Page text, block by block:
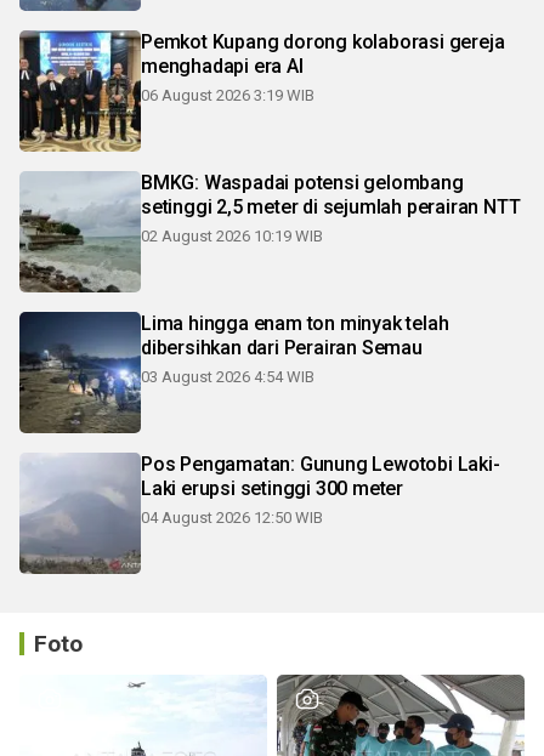
Pemkot Kupang dorong kolaborasi gereja
menghadapi era AI
06 August 2026 3:19 WIB
BMKG: Waspadai potensi gelombang
setinggi 2,5 meter di sejumlah perairan NTT
02 August 2026 10:19 WIB
Lima hingga enam ton minyak telah
dibersihkan dari Perairan Semau
03 August 2026 4:54 WIB
Pos Pengamatan: Gunung Lewotobi Laki-
Laki erupsi setinggi 300 meter
04 August 2026 12:50 WIB
Foto